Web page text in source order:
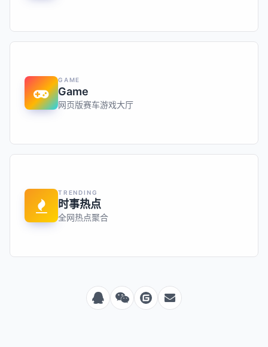
GAME
Game
网页版赛车游戏大厅
TRENDING
时事热点
全网热点聚合